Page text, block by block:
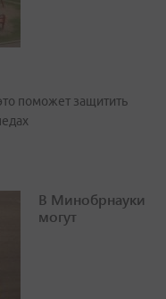
поможет защитить
В Минобрнауки
могут